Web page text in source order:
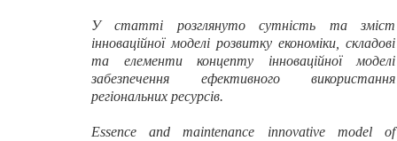
У статті розглянуто сутність та зміст
інноваційної моделі розвитку економіки, складові
та елементи концепту інноваційної моделі
забезпечення ефективного використання
регіональних ресурсів.
Essence and maintenance innovative model of